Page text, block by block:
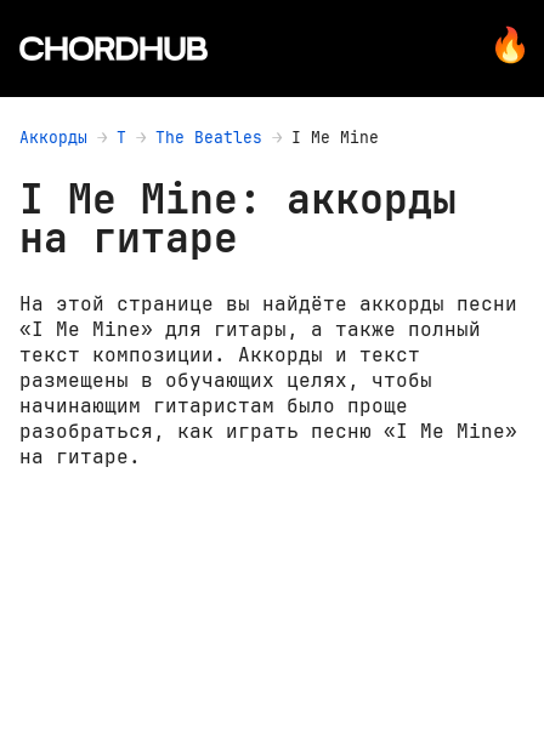
Аккорды T The Beatles I Me Mine
I Me Mine: аккорды
на гитаре
На этой странице вы найдёте аккорды песни
«I Me Mine» для гитары, а также полный
текст композиции. Аккорды и текст
размещены в обучающих целях, чтобы
начинающим гитаристам было проще
разобраться, как играть песню «I Me Mine»
на гитаре.